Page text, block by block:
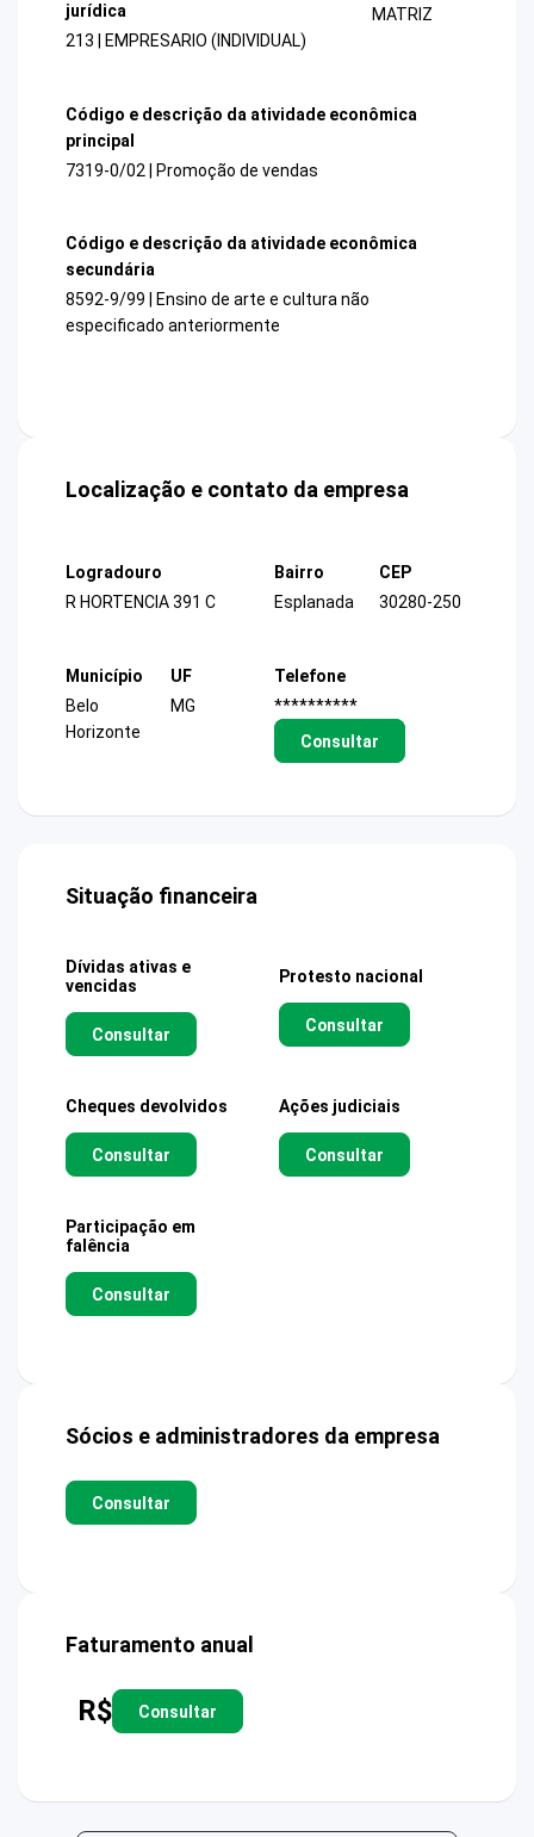
jurídica
213 | EMPRESARIO (INDIVIDUAL)
MATRIZ
Código e descrição da atividade econômica
principal
7319-0/02 | Promoção de vendas
Código e descrição da atividade econômica
secundária
8592-9/99 | Ensino de arte e cultura não
especificado anteriormente
Localização e contato da empresa
Logradouro
R HORTENCIA 391 C
Bairro
Esplanada
CEP
30280-250
Município
Belo
Horizonte
UF
MG
Telefone
**********
Consultar
Situação financeira
Dívidas ativas e
vencidas
Consultar
Protesto nacional
Consultar
Cheques devolvidos
Consultar
Ações judiciais
Consultar
Participação em
falência
Consultar
Sócios e administradores da empresa
Consultar
Faturamento anual
R$ Consultar